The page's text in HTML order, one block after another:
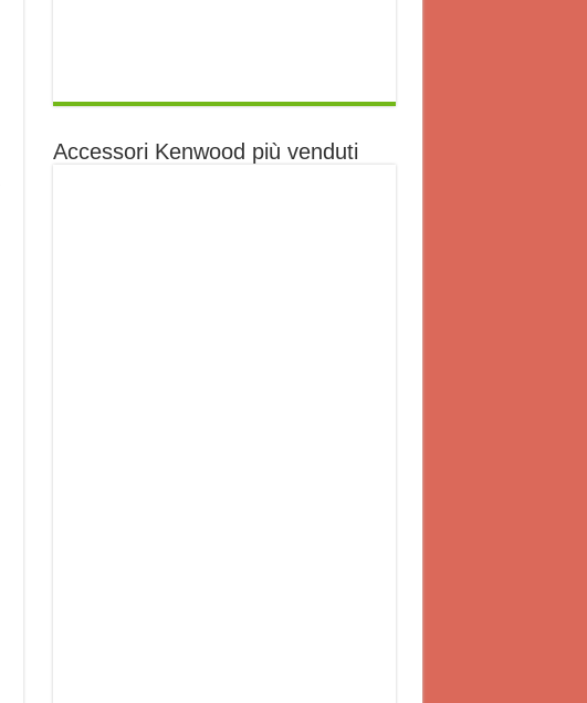
Accessori Kenwood più venduti